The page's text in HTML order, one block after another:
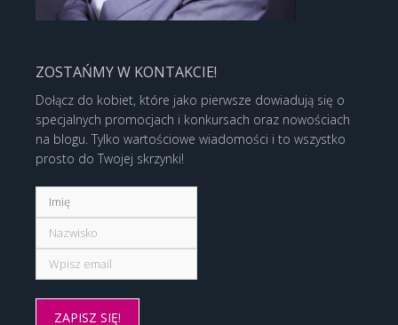
ZOSTAŃMY W KONTAKCIE!
Dołącz do kobiet, które jako pierwsze dowiadują się o
specjalnych promocjach i konkursach oraz nowościach
na blogu. Tylko wartościowe wiadomości i to wszystko
prosto do Twojej skrzynki!